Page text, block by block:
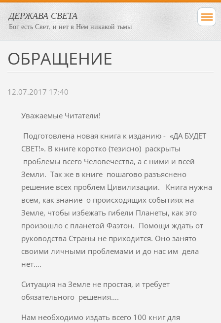
ДЕРЖАВА СВЕТА
Бог есть Свет, и нет в Нём никакой тьмы
ОБРАЩЕНИЕ
12.07.2017 17:40
Уважаемые Читатели!
Подготовлена новая книга к изданию - «ДА БУДЕТ
СВЕТ!». В книге коротко (тезисно) раскрыты
проблемы всего Человечества, а с ними и всей
Земли. Так же в книге пошагово разъяснено
решение всех проблем Цивилизации. Книга нужна
всем, как знание о происходящих событиях на
Земле, чтобы избежать гибели Планеты, как это
произошло с планетой Фаэтон. Помощи ждать от
руководства Страны не приходится. Оно занято
своими личными проблемами и до нас им дела
нет….
Ситуация на Земле не простая, и требует
обязательного решения….
Нам необходимо издать всего 100 книг для